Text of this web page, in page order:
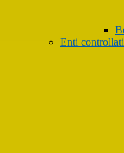
Enti controllati